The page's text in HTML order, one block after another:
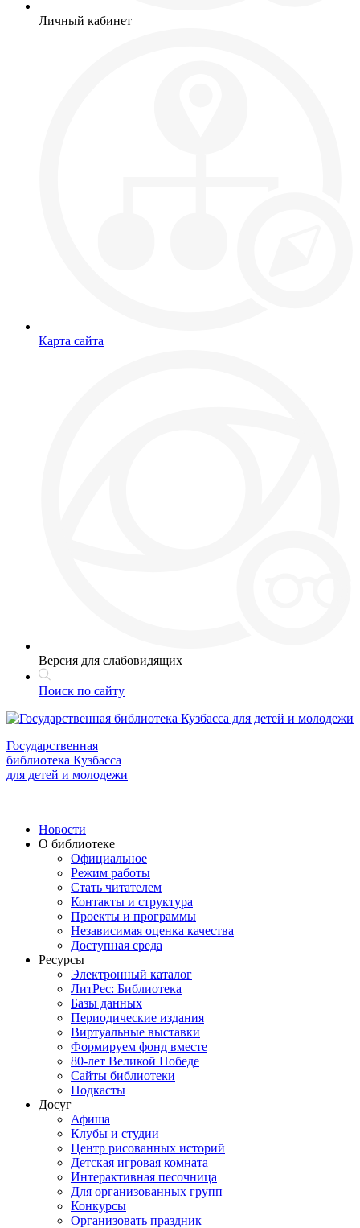
Личный кабинет
Карта сайта
Версия для слабовидящих
Поиск по сайту
Государственная
библиотека Кузбасса
для детей и молодежи
Новости
О библиотеке
Официальное
Режим работы
Стать читателем
Контакты и структура
Проекты и программы
Независимая оценка качества
Доступная среда
Ресурсы
Электронный каталог
ЛитРес: Библиотека
Базы данных
Периодические издания
Виртуальные выставки
Формируем фонд вместе
80-лет Великой Победе
Сайты библиотеки
Подкасты
Досуг
Афиша
Клубы и студии
Центр рисованных историй
Детская игровая комната
Интерактивная песочница
Для организованных групп
Конкурсы
Организовать праздник